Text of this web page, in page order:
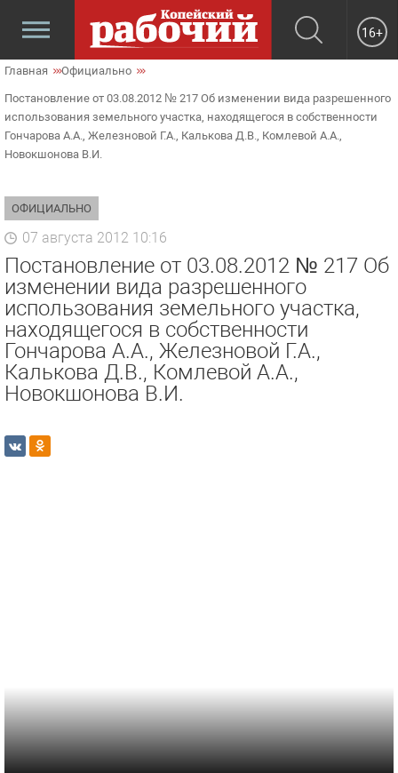
16+
Главная Официально
Постановление от 03.08.2012 № 217 Об изменении вида разрешенного
использования земельного участка, находящегося в собственности
Гончарова А.А., Железновой Г.А., Калькова Д.В., Комлевой А.А.,
Новокшонова В.И.
ОФИЦИАЛЬНО
07 августа 2012 10:16
Постановление от 03.08.2012 № 217 Об
изменении вида разрешенного
использования земельного участка,
находящегося в собственности
Гончарова А.А., Железновой Г.А.,
Калькова Д.В., Комлевой А.А.,
Новокшонова В.И.